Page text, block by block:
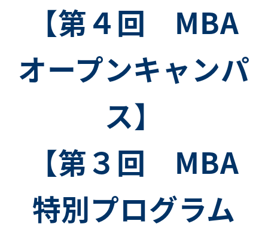
【第４回 MBA
オープンキャンパ
ス】
【第３回 MBA
特別プログラム